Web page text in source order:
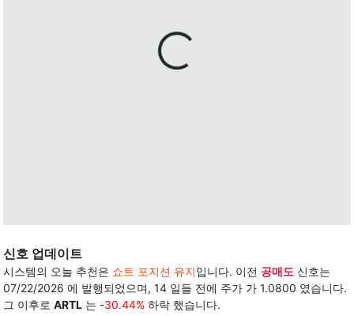
신호 업데이트
시스템의 오늘 추천은 쇼트 포지션 유지입니다. 이전 공매도 신호는
07/22/2026 에 발행되었으며, 14 일들 전에 주가 가 1.0800 였습니다.
그 이후로 ARTL 는 -30.44% 하락 했습니다.